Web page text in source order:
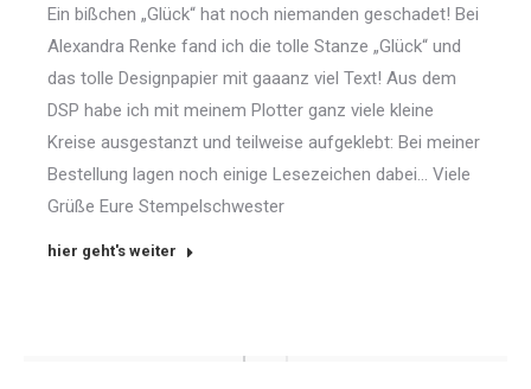
Ein bißchen „Glück“ hat noch niemanden geschadet! Bei
Alexandra Renke fand ich die tolle Stanze „Glück“ und
das tolle Designpapier mit gaaanz viel Text! Aus dem
DSP habe ich mit meinem Plotter ganz viele kleine
Kreise ausgestanzt und teilweise aufgeklebt: Bei meiner
Bestellung lagen noch einige Lesezeichen dabei… Viele
Grüße Eure Stempelschwester
hier geht's weiter